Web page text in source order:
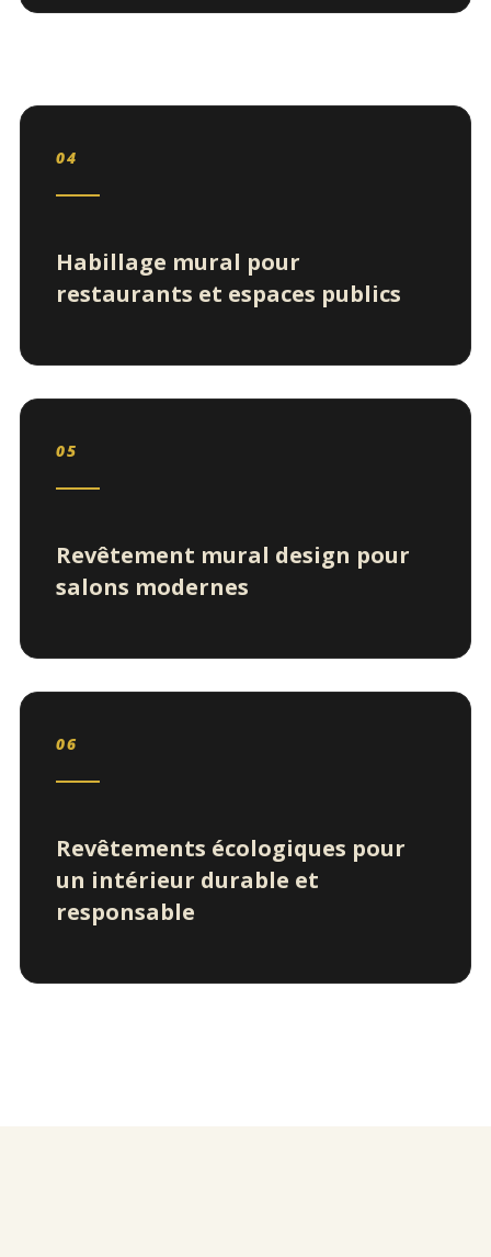
04
Habillage mural pour
restaurants et espaces publics
05
Revêtement mural design pour
salons modernes
06
Revêtements écologiques pour
un intérieur durable et
responsable